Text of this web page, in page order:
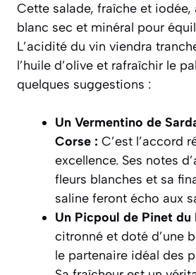
Cette salade, fraîche et iodée,
blanc sec et minéral pour
L’acidité du vin viendra
l’huile d’olive et rafraîchir le
quelques suggestions :
Un Vermentino de
Corse : C’est l’accord
excellence. Ses notes
fleurs blanches et sa
saline feront écho aux
Un Picpoul de Pinet du
citronné et doté d’une
le partenaire idéal des